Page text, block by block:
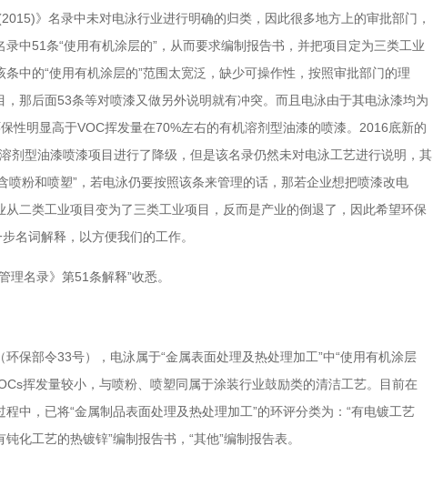
》名录中未对电泳行业进行明确的归类，因此很多地方上的审批部门，
中51条“使用有机涂层的”，从而要求编制报告书，并把项目定为三类工业
中的“使用有机涂层的”范围太宽泛，缺少可操作性，按照审批部门的理
那后面53条等对喷漆又做另外说明就有冲突。而且电泳由于其电泳漆均为
性明显高于VOC挥发量在70%左右的有机溶剂型油漆的喷漆。2016底新的
剂型油漆喷漆项目进行了降级，但是该名录仍然未对电泳工艺进行说明，其
喷粉和喷塑”，若电泳仍要按照该条来管理的话，那若企业想把喷漆改电
二类工业项目变为了三类工业项目，反而是产业的倒退了，因此希望环保
名词解释，以方便我们的工作。
理名录》第51条解释”收悉。
保部令33号），电泳属于“金属表面处理及热处理加工”中“使用有机涂层
挥发量较小，与喷粉、喷塑同属于涂装行业鼓励类的清洁工艺。目前在
中，已将“金属制品表面处理及热处理加工”的环评分类为：“有电镀工艺
化工艺的热镀锌”编制报告书，“其他”编制报告表。